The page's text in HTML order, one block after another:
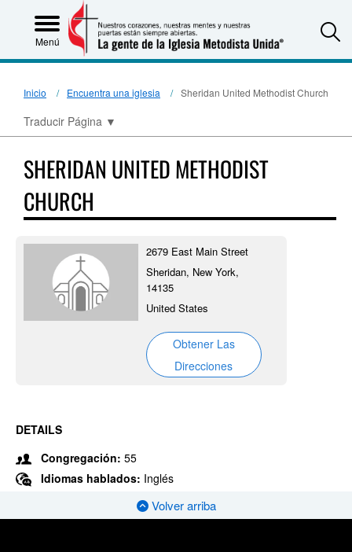
Menú
Inicio Encuentra una iglesia Sheridan United Methodist Church
Traducir Página ▼
SHERIDAN UNITED METHODIST
CHURCH
2679 East Main Street
Sheridan, New York,
14135
United States
Obtener Las
Direcciones
DETAILS
Congregación: 55
Idiomas hablados: Inglés
Volver arriba